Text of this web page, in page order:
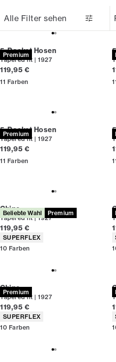
Alle Filter sehen
Premium
5-Pocket Hosen
Tapered fit | 1927
Preis
119,95 €
11 Farben
Premium
5-Pocket Hosen
Tapered fit | 1927
Preis
119,95 €
11 Farben
Beliebte Wahl Premium
Chino
Tapered fit | 1927
Preis
119,95 €
Produkteigenschaften
SUPERFLEX
10 Farben
Premium
Chino
Tapered fit | 1927
Preis
119,95 €
Produkteigenschaften
SUPERFLEX
10 Farben